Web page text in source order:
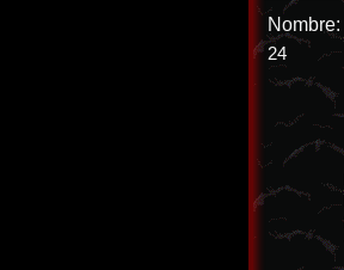
Nombre:
24